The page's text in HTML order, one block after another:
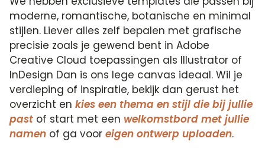
moderne, romantische, botanische en minimal
stijlen. Liever alles zelf bepalen met grafische
precisie zoals je gewend bent in Adobe
Creative Cloud toepassingen als Illustrator of
InDesign Dan is ons lege canvas ideaal. Wil je
verdieping of inspiratie, bekijk dan gerust het
overzicht enkies een thema en stijl die bij jullie
past of start met een welkomstbord met jullie
namen of ga vooreigen ontwerp uploaden.